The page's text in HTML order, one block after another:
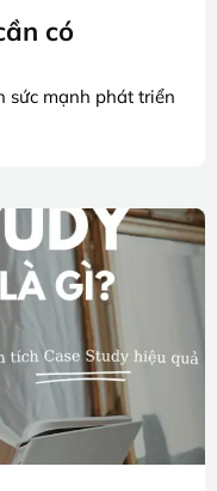
có
sức mạnh phát triển